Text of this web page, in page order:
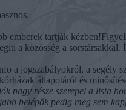
emberek tartják
a közösség a
a jogszabályokról, a segély
állapotáról és
nagy része szerepel a lista
belépők pedig meg sem